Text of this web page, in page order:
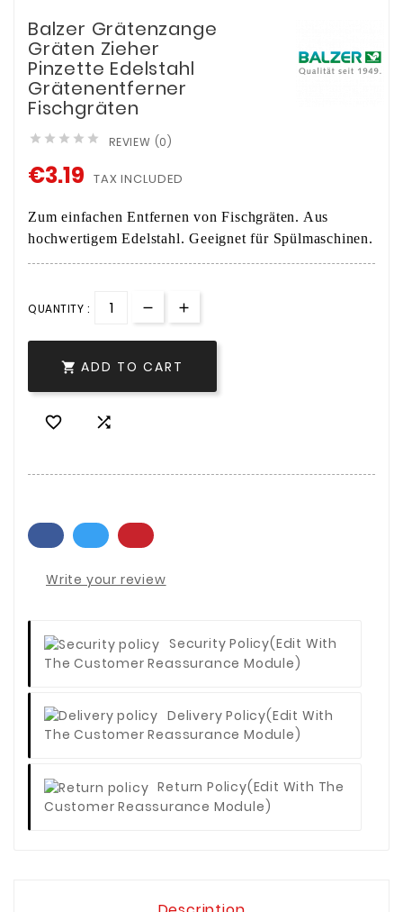
Balzer Grätenzange
Gräten Zieher
Pinzette Edelstahl
Grätenentferner
Fischgräten
     REVIEW (0)
€3.19 TAX INCLUDED
Zum einfachen Entfernen von Fischgräten. Aus
hochwertigem Edelstahl. Geeignet für Spülmaschinen.
QUANTITY :
 ADD TO CART
 
Write your review
Security Policy(edit With
The Customer Reassurance Module)
Delivery Policy(edit With
The Customer Reassurance Module)
Return Policy(edit With The
Customer Reassurance Module)